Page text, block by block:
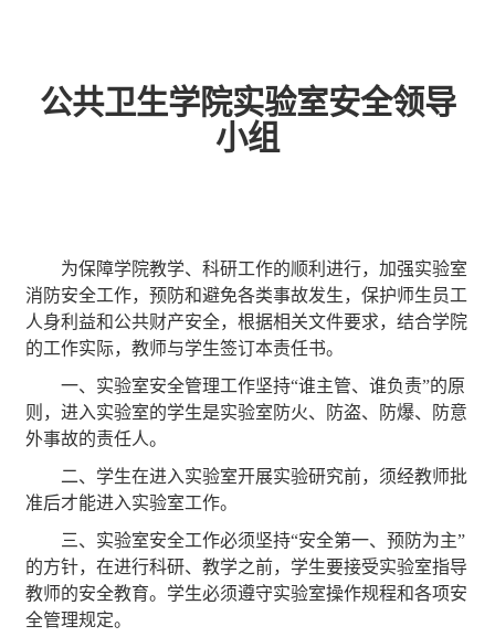
公共卫生学院实验室安全领导
小组
为保障学院教学、科研工作的顺利进行，加强实验室
消防安全工作，预防和避免各类事故发生，保护师生员工
人身利益和公共财产安全，根据相关文件要求，结合学院
的工作实际，教师与学生签订本责任书。
一、实验室安全管理工作坚持“谁主管、谁负责”的原
则，进入实验室的学生是实验室防火、防盗、防爆、防意
外事故的责任人。
二、学生在进入实验室开展实验研究前，须经教师批
准后才能进入实验室工作。
三、实验室安全工作必须坚持“安全第一、预防为主”
的方针，在进行科研、教学之前，学生要接受实验室指导
教师的安全教育。学生必须遵守实验室操作规程和各项安
全管理规定。